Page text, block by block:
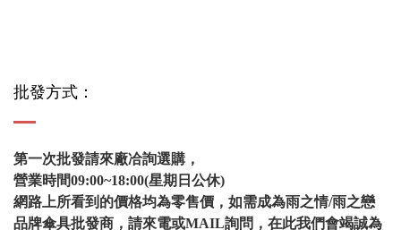
批發方式：
第一次批發請來廠冾詢選購，
營業時間09:00~18:00(星期日公休)
網路上所看到的價格均為零售價，如需成為雨之情/雨之戀
品牌傘具批發商， 請來電或MAIL詢問，在此我們會竭誠為